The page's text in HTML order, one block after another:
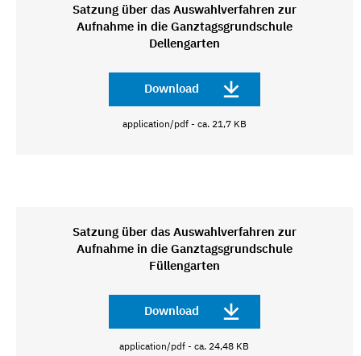
Satzung über das Auswahlverfahren zur
Aufnahme in die Ganztagsgrundschule
Dellengarten
Download
application/pdf - ca. 21,7 KB
Satzung über das Auswahlverfahren zur
Aufnahme in die Ganztagsgrundschule
Füllengarten
Download
application/pdf - ca. 24,48 KB